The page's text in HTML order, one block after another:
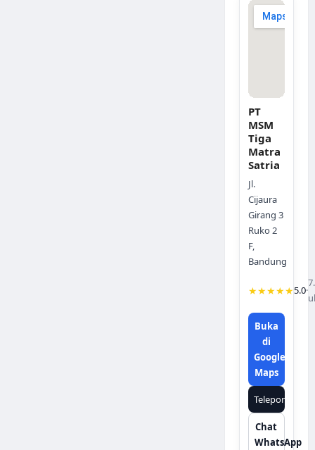
PT
MSM
Tiga
Matra
Satria
Jl.
Cijaura
Girang 3
Ruko 2
F,
Bandung
★★★★★5.0·
Buka
di
Google
Maps
Telepon
Chat
WhatsApp